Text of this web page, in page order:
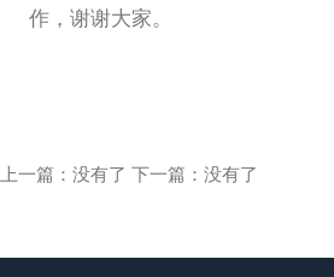
作，谢谢大家。
上一篇：没有了 下一篇：没有了